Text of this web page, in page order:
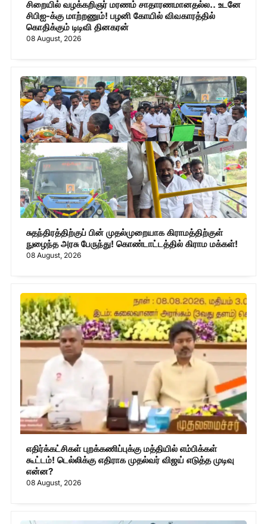
சிறையில் வழக்கறிஞர் மரணம் சாதாரணமானதல்ல.. உடனே
சிபிஐ-க்கு மாற்றணும்! பழனி கோயில் விவகாரத்தில்
கொதிக்கும் டிடிவி தினகரன்
08 August, 2026
சுதந்திரத்திற்குப் பின் முதல்முறையாக கிராமத்திற்குள்
நுழைந்த அரசு பேருந்து! கொண்டாட்டத்தில் கிராம மக்கள்!
08 August, 2026
எதிர்க்கட்சிகள் புறக்கணிப்புக்கு மத்தியில் எம்பிக்கள்
கூட்டம்! டெல்லிக்கு எதிராக முதல்வர் விஜய் எடுத்த முடிவு
என்ன?
08 August, 2026